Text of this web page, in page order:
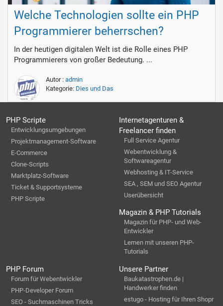
Welche Technologien sollte ein PHP
Programmierer beherrschen?
In der heutigen digitalen Welt ist die Rolle eines PHP
Programmierers von großer Bedeutung. ...
Autor : admin
Kategorie: Dies und Das
PHP Scripte
Entwicklungsumgebungen
Projektmanagement-Software
E-Commerce
Clone-Scripts
Marktplatz-Software
Ticket & Supportsysteme
PHP Scripte
Internetagenturen &
Freelancer finden
Full Service Agentur
Webentwicklung &
Softwareagentur
Webhosting & IT-Service
SEA , SEM und SEO Agentur
Userübersicht
Magazin & PHP Tutorials
Magazin für PHP- und Web-
Entwickler
Lernen mit unseren PHP-
Tutorials
PHP Forum
Forum für Webentwickler
PHP-Developer Forum
SEO - Suchmaschinen Tricks
Unsere Partner
Baukatastrophen.de |
Handwerker finden
estugo - Hosting für Ihren Shopr